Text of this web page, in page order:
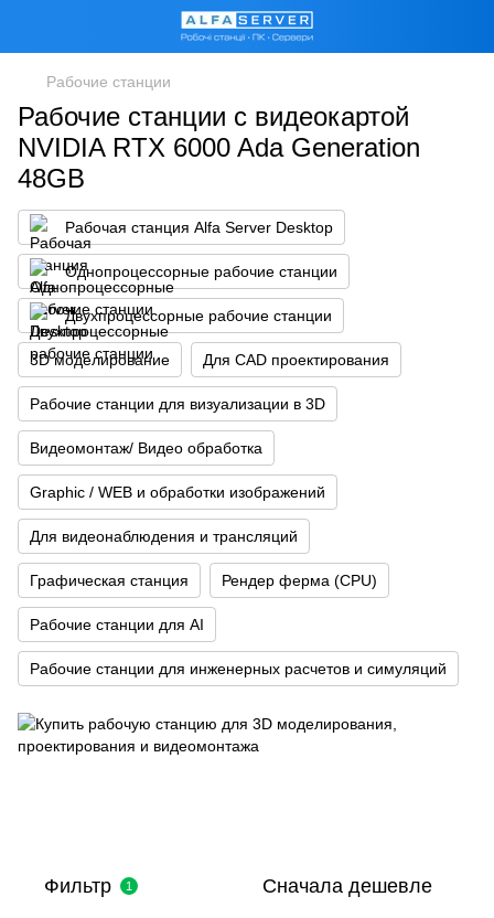
Рабочие станции
Рабочие станции с видеокартой
NVIDIA RTX 6000 Ada Generation
48GB
Рабочая станция Alfa Server Desktop
Однопроцессорные рабочие станции
Двухпроцессорные рабочие станции
3D моделирование Для CAD проектирования
Рабочие станции для визуализации в 3D
Видеомонтаж/ Видео обработка
Graphic / WEB и обработки изображений
Для видеонаблюдения и трансляций
Графическая станция Рендер ферма (CPU)
Рабочие станции для AI
Рабочие станции для инженерных расчетов и симуляций
Фильтр 1 Сначала дешевле